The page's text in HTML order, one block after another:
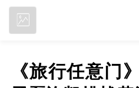
《旅行任意门